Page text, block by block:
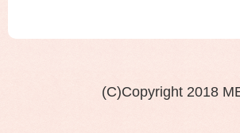
(C)Copyright 2018